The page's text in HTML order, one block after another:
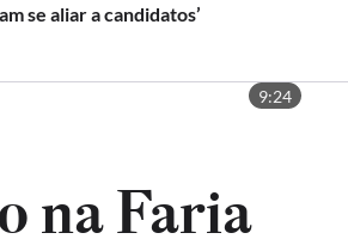
se aliar a candidatos’
9:24
na Faria